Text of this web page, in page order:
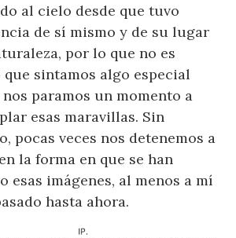
al cielo desde que tuvo
de sí mismo y de su lugar
por lo que no es
que sintamos algo especial
paramos un momento a
esas maravillas. Sin
pocas veces nos detenemos a
la forma en que se han
esas imágenes, al menos a mí
hasta ahora.